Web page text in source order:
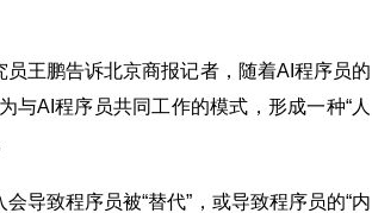
王鹏告诉北京商报记者，随着AI程序员的
AI程序员共同工作的模式，形成一种“人
导致程序员被“替代”，或导致程序员的“内